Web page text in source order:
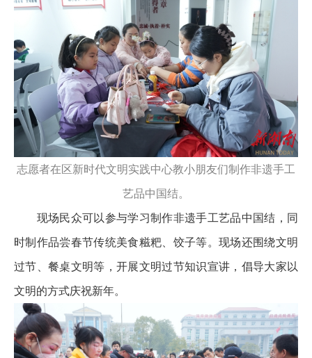
志愿者在区新时代文明实践中心教小朋友们制作非遗手工
艺品中国结。
现场民众可以参与学习制作非遗手工艺品中国结，同
时制作品尝春节传统美食糍粑、饺子等。现场还围绕文明
过节、餐桌文明等，开展文明过节知识宣讲，倡导大家以
文明的方式庆祝新年。